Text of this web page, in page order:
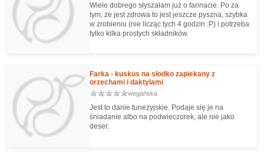
Wiele dobrego słyszałam już o farinacie. Po za
tym, że jest zdrowa to jest jeszcze pyszna, szybka
w zrobieniu (nie licząc tych 4 godzin :P) i potrzeba
tylko kilka prostych składników.
Farka - kuskus na słodko zapiekany z
orzechami i daktylami
wegańska
Jest to danie tunezyjskie. Podaje się je na
śniadanie albo na podwieczorek, ale nie jako
deser.